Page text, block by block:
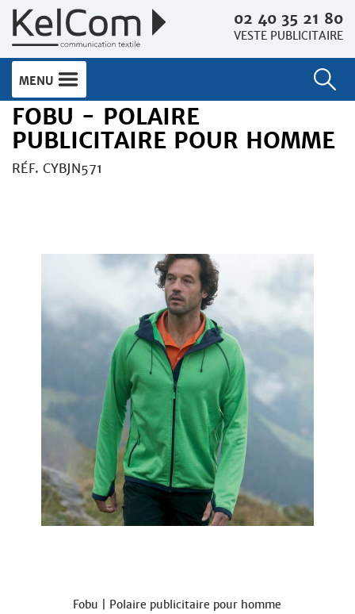
02 40 35 21 80
VESTE PUBLICITAIRE
MENU
FOBU - POLAIRE
PUBLICITAIRE POUR HOMME
RÉF. CYBJN571
Fobu | Polaire publicitaire pour homme